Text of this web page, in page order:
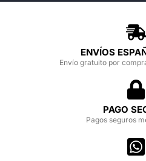
ENVÍOS
Envío gratuito por
PAGO
Pagos seguros